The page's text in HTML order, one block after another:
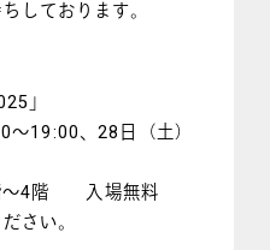
しております。
」
～19:00、28日（土）
～4階 入場無料
さい。